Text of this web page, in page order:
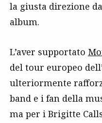
la giusta direzione
album.
L’aver supportato
del tour europeo
ulteriormente
band e i fan della
ma per i Brigitte